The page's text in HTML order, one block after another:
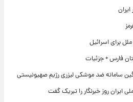
برای اسرائیل
فارس + جزئیات
سامانه ضد موشکی لیزری رژیم صهیونیستی
ایران روز خبرنگار را تبریک گفت